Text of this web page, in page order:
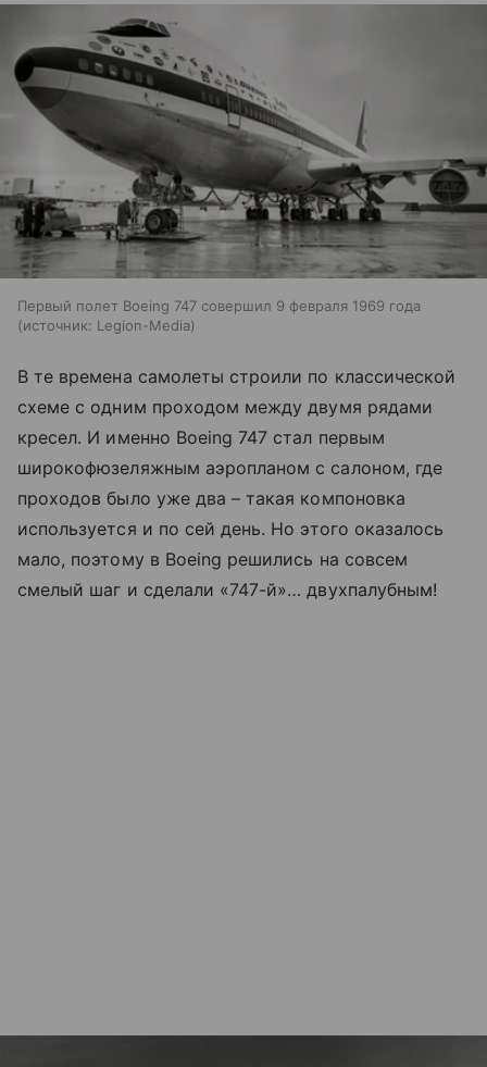
Первый полет Boeing 747 совершил 9 февраля 1969 года
источник: Legion-Media
В те времена самолеты строили по классической
схеме с одним проходом между двумя рядами
кресел. И именно Boeing 747 стал первым
широкофюзеляжным аэропланом с салоном, где
проходов было уже два – такая компоновка
используется и по сей день. Но этого оказалось
мало, поэтому в Boeing решились на совсем
смелый шаг и сделали «747-й»… двухпалубным!